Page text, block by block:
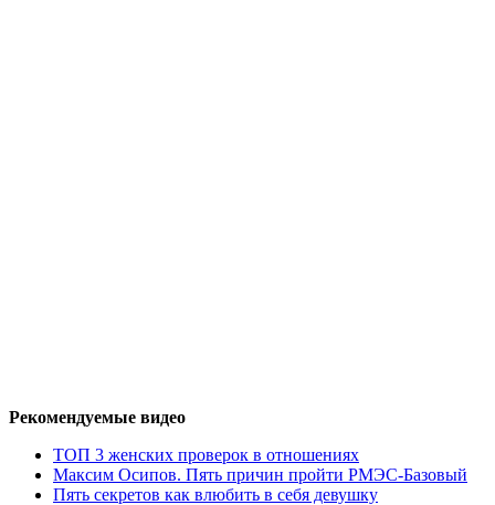
Рекомендуемые видео
ТОП 3 женских проверок в отношениях
Максим Осипов. Пять причин пройти РМЭС-Базовый
Пять секретов как влюбить в себя девушку